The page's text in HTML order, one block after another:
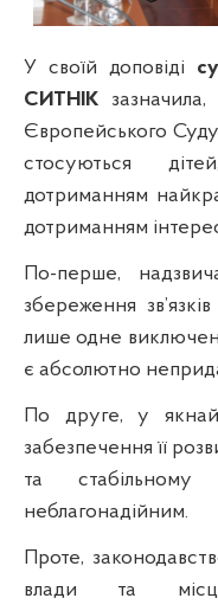
У своїй доповіді
СИТНІК
Європейського
стосуються
дотриманням
дотриманням
По-перше,
збереження
лише одне
є абсолютно
По друге, у
забезпечення її
та
неблагонадійним.
Проте,
влади та